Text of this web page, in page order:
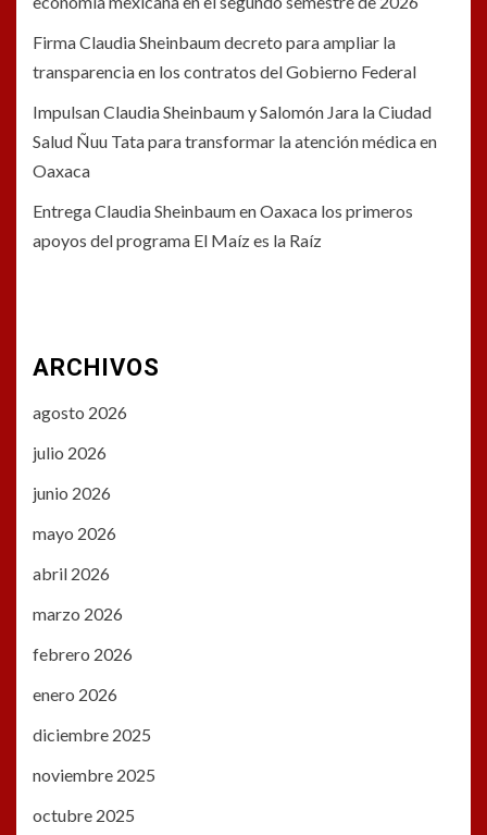
Firma Claudia Sheinbaum decreto para ampliar la
transparencia en los contratos del Gobierno Federal
Impulsan Claudia Sheinbaum y Salomón Jara la Ciudad
Salud Ñuu Tata para transformar la atención médica en
Oaxaca
Entrega Claudia Sheinbaum en Oaxaca los primeros
apoyos del programa El Maíz es la Raíz
ARCHIVOS
agosto 2026
julio 2026
junio 2026
mayo 2026
abril 2026
marzo 2026
febrero 2026
enero 2026
diciembre 2025
noviembre 2025
octubre 2025